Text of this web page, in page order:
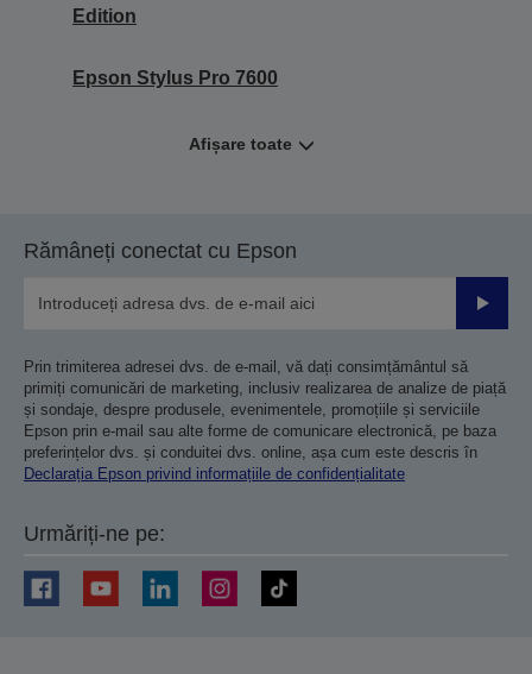
Edition
Epson Stylus Pro 7600
Afișare toate
Rămâneți conectat cu Epson
Prin trimiterea adresei dvs. de e-mail, vă dați consimțământul să
primiți comunicări de marketing, inclusiv realizarea de analize de piață
și sondaje, despre produsele, evenimentele, promoțiile și serviciile
Epson prin e-mail sau alte forme de comunicare electronică, pe baza
preferințelor dvs. și conduitei dvs. online, așa cum este descris în
Declarația Epson privind informațiile de confidențialitate
Urmăriți-ne pe: